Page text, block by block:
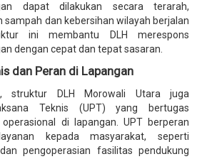
dapat dilakukan secara terarah,
dan kebersihan wilayah berjalan
ini membantu DLH merespons
dengan cepat dan tepat sasaran.
dan Peran di Lapangan
struktur DLH Morowali Utara juga
Teknis (UPT) yang bertugas
di lapangan. UPT berperan
kepada masyarakat, seperti
pengoperasian fasilitas pendukung